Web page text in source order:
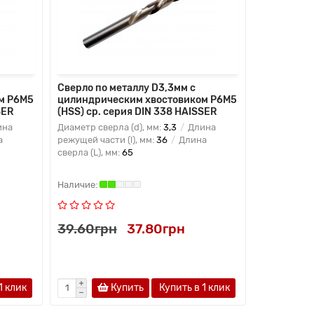
Р6М5
клик
Сверло по металлу D3,3мм с
цилиндрическим хвостовиком Р6М5
(HSS) ср. серия DIN 338 HAISSER
Диаметр сверла (d), мм: 3,3
Длина
режущей части (l), мм: 36
Длина
сверла (L), мм: 65
39.60грн 37.80грн
Купить Купить в 1 клик